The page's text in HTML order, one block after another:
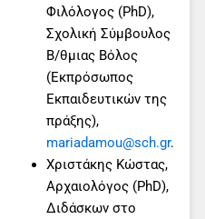
Φιλόλογος (PhD),
Σχολική Σύμβουλος
Β/θμιας Βόλος
(Εκπρόσωπος
Εκπαιδευτικών της
πράξης),
mariadamou@sch.gr.
Xριστάκης Κώστας,
Αρχαιολόγος (PhD),
Διδάσκων στο